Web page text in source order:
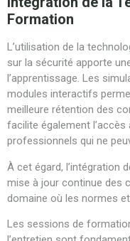
Formation
L’utilisation de la
sur la sécurité apporte
l’apprentissage. Les
modules interactifs
meilleure rétention des
facilite également
professionnels qui ne
À cet égard, l’intégration
mise à jour continue des
domaine où les normes
Les sessions de